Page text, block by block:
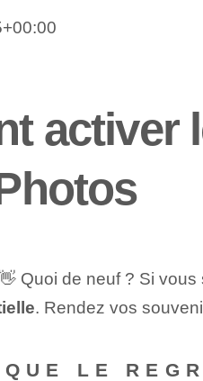
activer
Quoi de neuf ? Si
. Rendez vos
QUE LE